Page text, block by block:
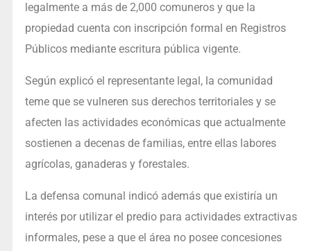
legalmente a más de 2,000 comuneros y que la
propiedad cuenta con inscripción formal en Registros
Públicos mediante escritura pública vigente.
Según explicó el representante legal, la comunidad
teme que se vulneren sus derechos territoriales y se
afecten las actividades económicas que actualmente
sostienen a decenas de familias, entre ellas labores
agrícolas, ganaderas y forestales.
La defensa comunal indicó además que existiría un
interés por utilizar el predio para actividades extractivas
informales, pese a que el área no posee concesiones